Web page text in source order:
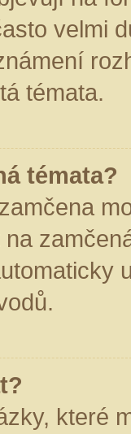
velmi
témata.
témata?
které